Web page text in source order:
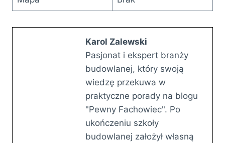
Karol Zalewski
Pasjonat i ekspert branży
budowlanej, który swoją
wiedzę przekuwa w
praktyczne porady na blogu
"Pewny Fachowiec". Po
ukończeniu szkoły
budowlanej założył własną